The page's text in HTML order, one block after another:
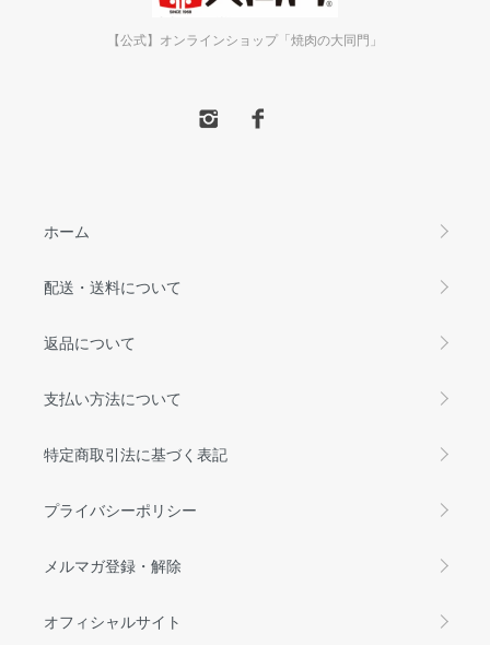
【公式】オンラインショップ「焼肉の大同門」
ホーム
配送・送料について
返品について
支払い方法について
特定商取引法に基づく表記
プライバシーポリシー
メルマガ登録・解除
オフィシャルサイト